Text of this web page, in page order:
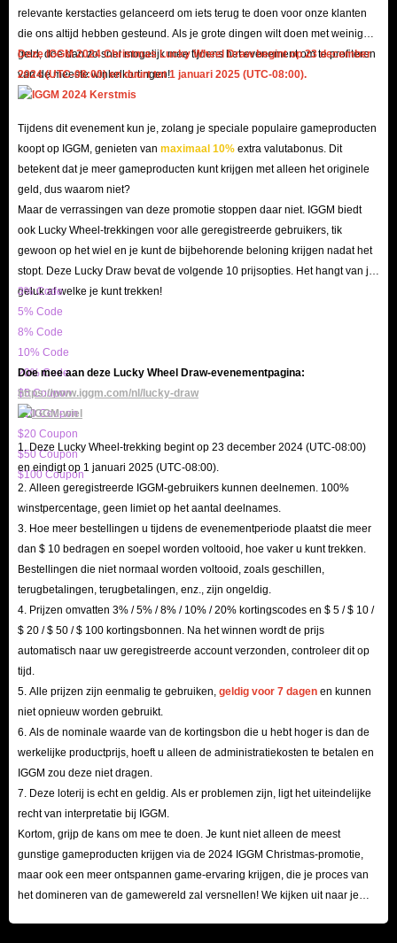
relevante kerstacties gelanceerd om iets terug te doen voor onze klanten
die ons altijd hebben gesteund. Als je grote dingen wilt doen met weinig
geld, doe dan zo snel mogelijk mee tijdens het evenement om te profiteren
van de meeste winkelkortingen!
Deze IGGM 2024 Christmas Lucky Wheel Draw begint op 23 december
2024 (UTC-08:00) en duurt tot 1 januari 2025 (UTC-08:00).
Tijdens dit evenement kun je, zolang je speciale populaire gameproducten
koopt op IGGM, genieten van maximaal 10% extra valutabonus. Dit
betekent dat je meer gameproducten kunt krijgen met alleen het originele
geld, dus waarom niet?
Maar de verrassingen van deze promotie stoppen daar niet. IGGM biedt
ook Lucky Wheel-trekkingen voor alle geregistreerde gebruikers, tik
gewoon op het wiel en je kunt de bijbehorende beloning krijgen nadat het
stopt. Deze Lucky Draw bevat de volgende 10 prijsopties. Het hangt van je
geluk af welke je kunt trekken!
3% Code
5% Code
8% Code
10% Code
20% Code
$5 Coupon
$10 Coupon
$20 Coupon
$50 Coupon
$100 Coupon
Doe mee aan deze Lucky Wheel Draw-evenementpagina:
https://www.iggm.com/nl/lucky-draw
1. Deze Lucky Wheel-trekking begint op 23 december 2024 (UTC-08:00)
en eindigt op 1 januari 2025 (UTC-08:00).
2. Alleen geregistreerde IGGM-gebruikers kunnen deelnemen. 100%
winstpercentage, geen limiet op het aantal deelnames.
3. Hoe meer bestellingen u tijdens de evenementperiode plaatst die meer
dan $ 10 bedragen en soepel worden voltooid, hoe vaker u kunt trekken.
Bestellingen die niet normaal worden voltooid, zoals geschillen,
terugbetalingen, terugbetalingen, enz., zijn ongeldig.
4. Prijzen omvatten 3% / 5% / 8% / 10% / 20% kortingscodes en $ 5 / $ 10 /
$ 20 / $ 50 / $ 100 kortingsbonnen. Na het winnen wordt de prijs
automatisch naar uw geregistreerde account verzonden, controleer dit op
tijd.
5. Alle prijzen zijn eenmalig te gebruiken, geldig voor 7 dagen en kunnen
niet opnieuw worden gebruikt.
6. Als de nominale waarde van de kortingsbon die u hebt hoger is dan de
werkelijke productprijs, hoeft u alleen de administratiekosten te betalen en
IGGM zou deze niet dragen.
7. Deze loterij is echt en geldig. Als er problemen zijn, ligt het uiteindelijke
recht van interpretatie bij IGGM.
Kortom, grijp de kans om mee te doen. Je kunt niet alleen de meest
gunstige gameproducten krijgen via de 2024 IGGM Christmas-promotie,
maar ook een meer ontspannen game-ervaring krijgen, die je proces van
het domineren van de gamewereld zal versnellen! We kijken uit naar je